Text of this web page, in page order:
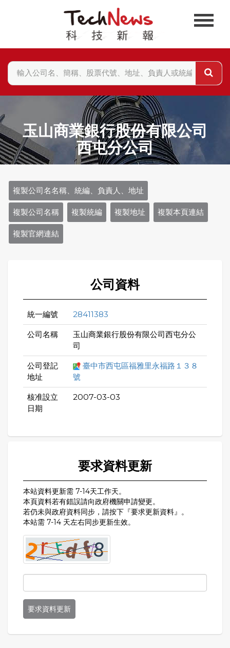
玉山商業銀行股份有限公司
西屯分公司
複製公司名名稱、統編、負責人、地址
複製公司名稱 複製統編 複製地址 複製本頁連結
複製官網連結
公司資料
統一編號 28411383
公司名稱
玉山商業銀行股份有限公司西屯分公
司
公司登記
地址
臺中市西屯區福雅里永福路１３８
號
核准設立
日期
2007-03-03
要求資料更新
本站資料更新需 7-14天工作天。
本頁資料若有錯誤請向政府機關申請變更。
若仍未與政府資料同步，請按下『要求更新資料』。
本站需 7-14 天左右同步更新生效。
要求資料更新